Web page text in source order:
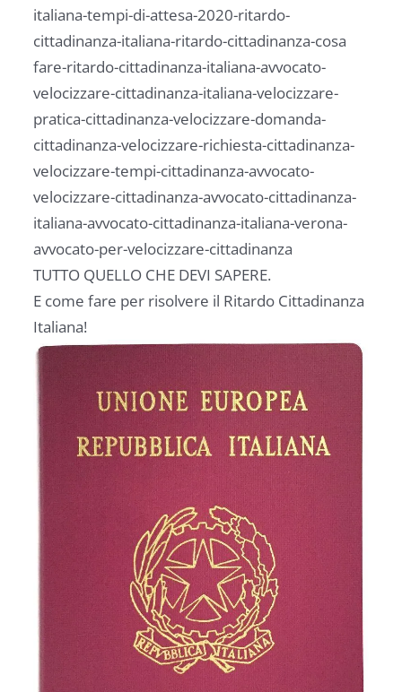
italiana-tempi-di-attesa-2020-ritardo-
cittadinanza-italiana-ritardo-cittadinanza-cosa
fare-ritardo-cittadinanza-italiana-avvocato-
velocizzare-cittadinanza-italiana-velocizzare-
pratica-cittadinanza-velocizzare-domanda-
cittadinanza-velocizzare-richiesta-cittadinanza-
velocizzare-tempi-cittadinanza-avvocato-
velocizzare-cittadinanza-avvocato-cittadinanza-
italiana-avvocato-cittadinanza-italiana-verona-
avvocato-per-velocizzare-cittadinanza
TUTTO QUELLO CHE DEVI SAPERE.
E come fare per risolvere il Ritardo Cittadinanza
Italiana!